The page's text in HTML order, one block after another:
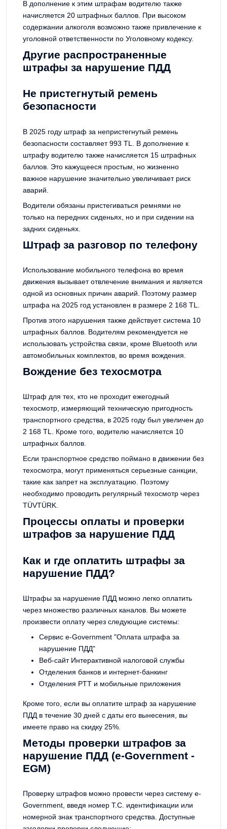
В дополнение к этим штрафам водителю также
начисляется 20 штрафных баллов. При высоком
содержании алкоголя возможно также привлечение к
уголовной ответственности по Уголовному кодексу.
Другие распространенные
штрафы за нарушение ПДД
Не пристегнутый ремень
безопасности
В 2025 году штраф за непристегнутый ремень
безопасности составляет 993 TL. В дополнение к
штрафу водителю также начисляется 15 штрафных
баллов. Это кажущееся простым, но жизненно
важное нарушение значительно увеличивает риск
аварий.
Водители обязаны пристегиваться ремнями не
только на передних сиденьях, но и при сидении на
задних сиденьях.
Штраф за разговор по телефону
Использование мобильного телефона во время
движения вызывает отвлечение внимания и является
одной из основных причин аварий. Поэтому размер
штрафа на 2025 год установлен в размере 2 168 TL.
Против этого нарушения также действует система 10
штрафных баллов. Водителям рекомендуется не
использовать устройства связи, кроме Bluetooth или
автомобильных комплектов, во время вождения.
Вождение без техосмотра
Штраф для тех, кто не проходит ежегодный
техосмотр, измеряющий техническую пригодность
транспортного средства, в 2025 году был увеличен до
2 168 TL. Кроме того, водителю начисляется 10
штрафных баллов.
Если транспортное средство поймано в движении без
техосмотра, могут применяться серьезные санкции,
такие как запрет на эксплуатацию. Поэтому
необходимо проводить регулярный техосмотр через
TÜVTÜRK.
Процессы оплаты и проверки
штрафов за нарушение ПДД
Как и где оплатить штрафы за
нарушение ПДД?
Штрафы за нарушение ПДД можно легко оплатить
через множество различных каналов. Вы можете
произвести оплату через следующие системы:
Сервис e-Government "Оплата штрафа за
нарушение ПДД"
Веб-сайт Интерактивной налоговой службы
Отделения банков и интернет-банкинг
Отделения PTT и мобильные приложения
Кроме того, если вы оплатите штраф за нарушение
ПДД в течение 30 дней с даты его вынесения, вы
имеете право на скидку 25%.
Методы проверки штрафов за
нарушение ПДД (e-Government -
EGM)
Проверку штрафов можно провести через систему e-
Government, введя номер T.C. идентификации или
номерной знак транспортного средства. Доступные